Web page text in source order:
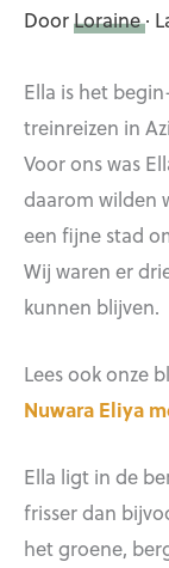
DoorLoraine·
Ella is het
treinreizen in
Voor ons was
daarom wilden
een fijne stad
Wij waren er
kunnen blijven.
Lees ook onze
Nuwara Eliya
Ella ligt in de
frisser dan
het groene,